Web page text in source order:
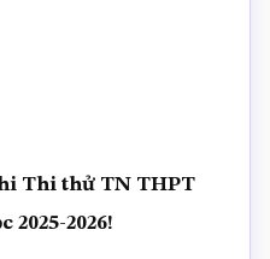
Thi thử TN THPT
2025-2026!